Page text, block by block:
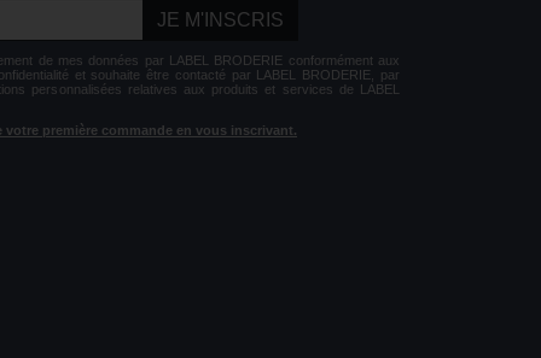
JE M'INSCRIS
de mes données par LABEL BRODERIE conformément aux
et souhaite être contacté par LABEL BRODERIE, par
personnalisées relatives aux produits et services de LABEL
première commande en vous inscrivant.